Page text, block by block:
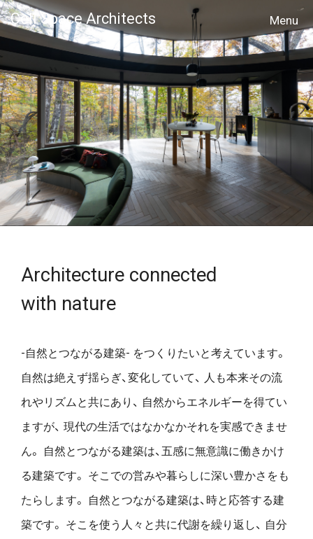
Cell Space Architects
MENU
Architecture connected
with nature
-自然とつながる建築- をつくりたいと考えています。
自然は絶えず揺らぎ、変化していて、
人も本来その流
れやリズムと共にあり、 自然からエネルギーを得てい
ますが、 現代の生活ではなかなかそれを実感できませ
ん。
自然とつながる建築は、五感に無意識に働きかけ
る建築です。 そこでの営みや暮らしに深い豊かさをも
たらします。
自然とつながる建築は、時と応答する建
築です。 そこを使う人々と共に代謝を繰り返し、 自分